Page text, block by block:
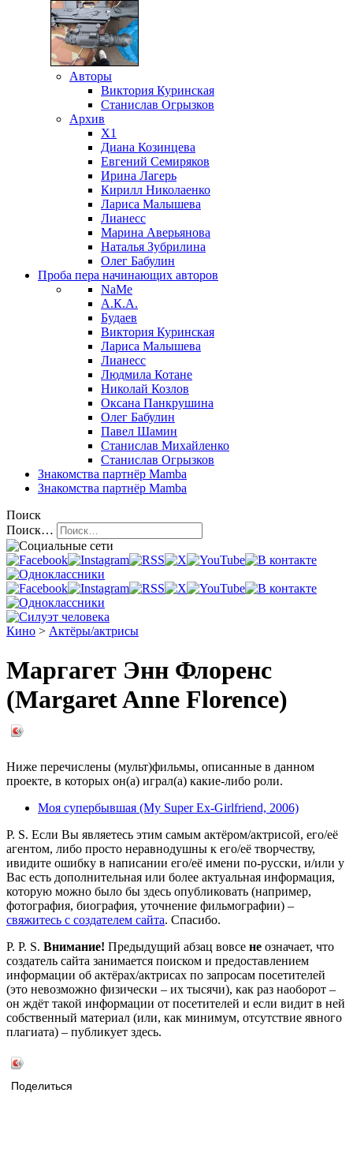
Авторы
Виктория Куринская
Станислав Огрызков
Архив
X1
Диана Козинцева
Евгений Семиряков
Ирина Лагерь
Кирилл Николаенко
Лариса Малышева
Лианесс
Марина Аверьянова
Наталья Зубрилина
Олег Бабулин
Проба пера начинающих авторов
NaMe
А.К.А.
Будаев
Виктория Куринская
Лариса Малышева
Лианесс
Людмила Котане
Николай Козлов
Оксана Панкрушина
Олег Бабулин
Павел Шамин
Станислав Михайленко
Станислав Огрызков
Знакомства партнёр Mamba
Знакомства партнёр Mamba
Поиск
Поиск…
Кино > Актёры/актрисы
Маргагет Энн Флоренс
(Margaret Anne Florence)
Ниже перечислены (мульт)фильмы, описанные в данном
проекте, в которых он(а) играл(а) какие-либо роли.
Моя супербывшая (My Super Ex-Girlfriend, 2006)
P. S. Если Вы являетесь этим самым актёром/актрисой, его/её
агентом, либо просто неравнодушны к его/её творчеству,
ивидите ошибку в написании его/её имени по-русски, и/или у
Вас есть дополнительная или более актуальная информация,
которую можно было бы здесь опубликовать (например,
фотография, биография, уточнение фильмографии) –
свяжитесь с создателем сайта. Спасибо.
P. P. S. Внимание! Предыдущий абзац вовсе не означает, что
создатель сайта занимается поиском и предоставлением
информации об актёрах/актрисах по запросам посетителей
(это невозможно физически – их тысячи), как раз наоборот –
он ждёт такой информации от посетителей и если видит в ней
собственный материал (или, как минимум, отсутствие явного
плагиата) – публикует здесь.
Поделиться